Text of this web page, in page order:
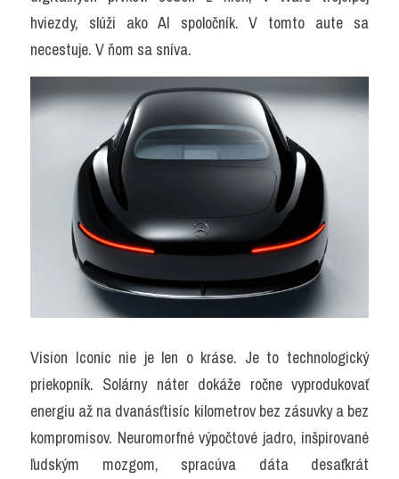
hviezdy, slúži ako AI spoločník. V tomto aute sa
necestuje. V ňom sa sníva.
Vision Iconic nie je len o kráse. Je to technologický
priekopník. Solárny náter dokáže ročne vyprodukovať
energiu až na dvanásťtisíc kilometrov bez zásuvky a bez
kompromisov. Neuromorfné výpočtové jadro, inšpirované
ľudským mozgom, spracúva dáta desaťkrát